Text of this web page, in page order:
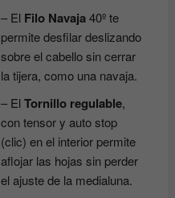
– El Filo Navaja40º te
permite desfilar deslizando
sobre el cabello sin cerrar
la tijera, como una navaja.
– ElTornillo regulable,
con tensor y auto stop
(clic) en el interior permite
aflojar las hojas sin perder
el ajuste de la medialuna.